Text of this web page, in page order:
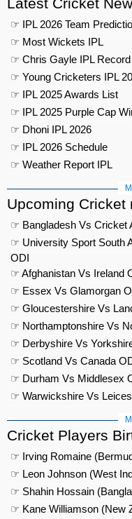
Latest Cricket
☞ IPL 2026 Team
☞ Most Wickets IPL
☞ Chris Gayle IPL Record
☞ Young Cricketers IPL
☞ IPL 2025 Awards List
☞ IPL 2025 Purple Cap
☞ Dhoni IPL 2026
☞ IPL 2026 Schedule
☞ Weather Report IPL
Upcoming Cricket
☞ Bangladesh Vs Cricket
☞ University Sport South
ODI
☞ Afghanistan Vs Ireland
☞ Essex Vs Glamorgan
☞ Gloucestershire Vs
☞ Northamptonshire Vs
☞ Derbyshire Vs
☞ Scotland Vs Canada
☞ Durham Vs Middlesex
☞ Warwickshire Vs
Cricket Players
☞ Irving Romaine
☞ Leon Johnson (West
☞ Shahin Hossain
☞ Kane Williamson (New